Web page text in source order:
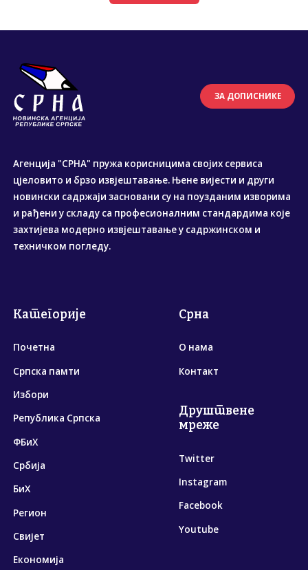
ЗА ДОПИСНИКЕ
Агенција "СРНА" пружа корисницима својих сервиса
цјеловито и брзо извјештавање. Њене вијести и други
новински садржаји засновани су на поузданим изворима
и рађени у складу са професионалним стандардима које
захтијева модерно извјештавање у садржинском и
техничком погледу.
Категорије
Почетна
Српска памти
Избори
Република Српска
ФБиХ
Србија
БиХ
Регион
Свијет
Економија
Срна
О нама
Контакт
Друштвене
мреже
Twitter
Instagram
Facebook
Youtube